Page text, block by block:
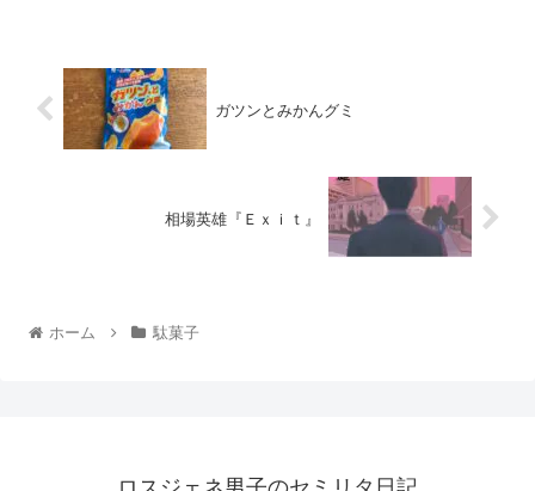
ガツンとみかんグミ
相場英雄『Ｅｘｉｔ』
ホーム 駄菓子